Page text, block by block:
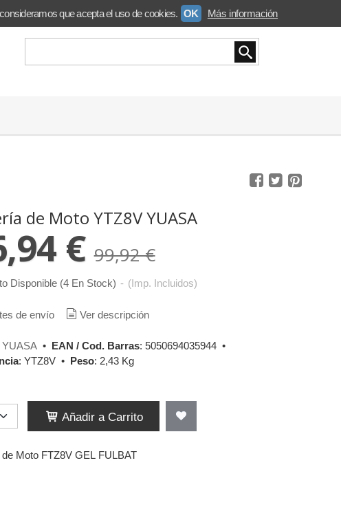
de Moto YTZ8V YUASA
€99,92 €
Disponible (4 En Stock) - (Imp. Incluidos)
de envío Ver descripción
YUASA• EAN / Cod. Barras: 5050694035944•
: YTZ8V• Peso: 2,43 Kg
Añadir a Carrito
Moto FTZ8V GEL FULBAT
que acepta el uso de cookies. OK Más información